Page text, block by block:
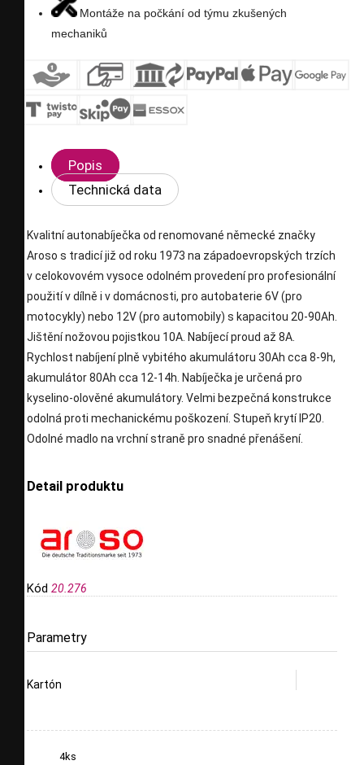
Montáže na počkání od týmu zkušených
mechaniků
Popis
Technická data
Kvalitní autonabíječka od renomované německé značky
Aroso s tradicí již od roku 1973 na západoevropských trzích
v celokovovém vysoce odolném provedení pro profesionální
použití v dílně i v domácnosti, pro autobaterie 6V (pro
motocykly) nebo 12V (pro automobily) s kapacitou 20-90Ah.
Jištění nožovou pojistkou 10A. Nabíjecí proud až 8A.
Rychlost nabíjení plně vybitého akumulátoru 30Ah cca 8-9h,
akumulátor 80Ah cca 12-14h. Nabíječka je určená pro
kyselino-olověné akumulátory. Velmi bezpečná konstrukce
odolná proti mechanickému poškození. Stupeň krytí IP20.
Odolné madlo na vrchní straně pro snadné přenášení.
Detail produktu
Kód 20.276
Parametry
Kartón
4ks